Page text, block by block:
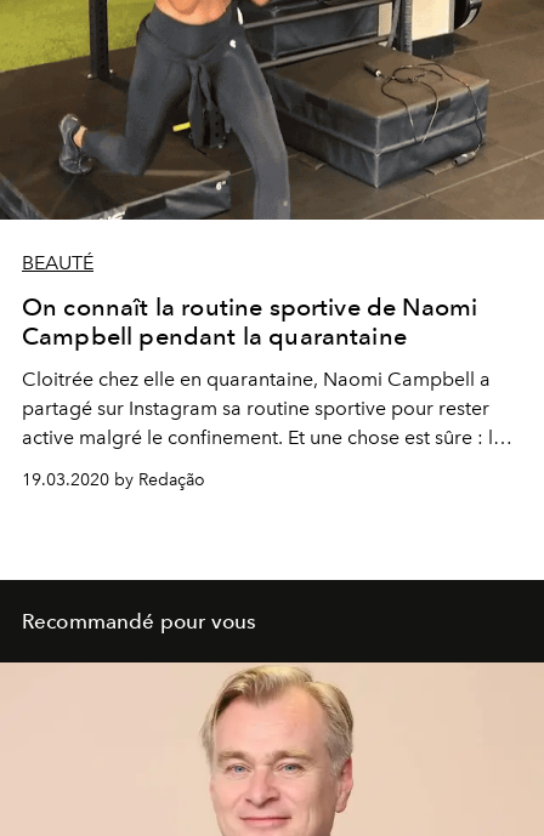
BEAUTÉ
On connaît la routine sportive de Naomi
Campbell pendant la quarantaine
Cloitrée chez elle en quarantaine, Naomi Campbell a
partagé sur Instagram sa routine sportive pour rester
active malgré le confinement. Et une chose est sûre : le
19.03.2020 by Redação
Recommandé pour vous